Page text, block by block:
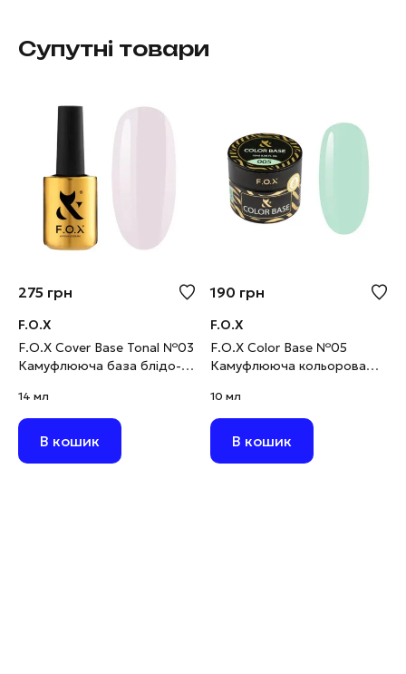
Супутні товари
275 грн
F.O.X
F.O.X Cover Base Tonal №03
Камуфлююча база блідо-
14 мл
В кошик
190 грн
F.O.X
F.O.X Color Base №05
Камуфлююча кольорова
10 мл
В кошик